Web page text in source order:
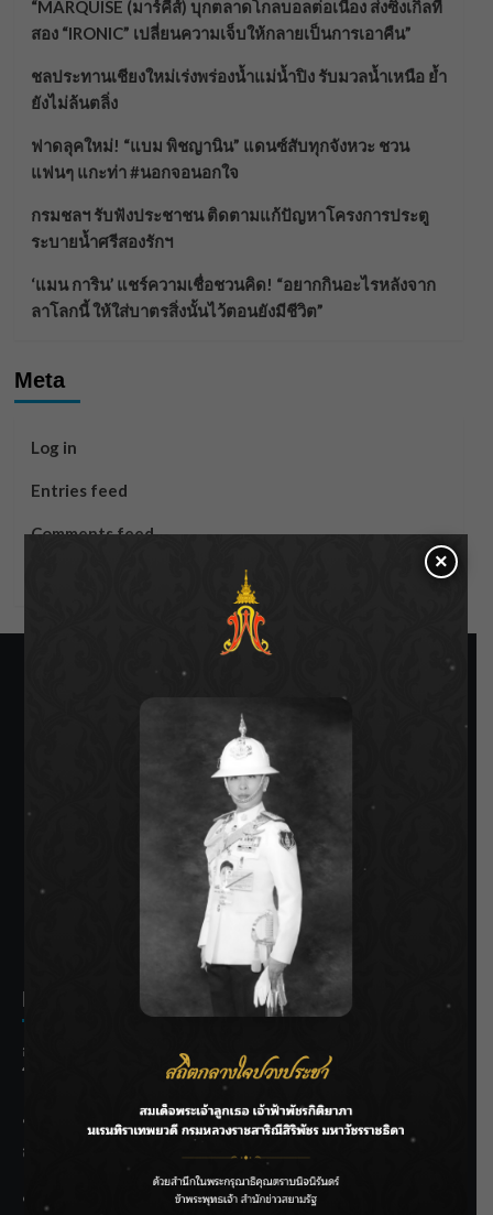
“MARQUISE (มาร์คีส์) บุกตลาดโกลบอลต่อเนื่อง ส่งซิงเกิลที่
สอง “IRONIC” เปลี่ยนความเจ็บให้กลายเป็นการเอาคืน”
ชลประทานเชียงใหม่เร่งพร่องน้ำแม่น้ำปิง รับมวลน้ำเหนือ ย้ำ
ยังไม่ล้นตลิ่ง
ฟาดลุคใหม่! “แบม พิชญานิน” แดนซ์สับทุกจังหวะ ชวน
แฟนๆ แกะท่า #นอกจอนอกใจ
กรมชลฯ รับฟังประชาชน ติดตามแก้ปัญหาโครงการประตู
ระบายน้ำศรีสองรักฯ
‘แมน การิน’ แชร์ความเชื่อชวนคิด! “อยากกินอะไรหลังจาก
ลาโลกนี้ ให้ใส่บาตรสิ่งนั้นไว้ตอนยังมีชีวิต”
Meta
Log in
Entries feed
Comments feed
SIAMRATH VARIETY
THE BEST ENTERTAINMENT
Recent Posts
กรมประมงฟื้น “บ้านธารทอง” จากป่าเสื่อมโทรม สู่แหล่ง
โปรตีนยั่งยืนตามพระราชดำริ
“MARQUISE (มาร์คีส์) บุกตลาดโกลบอลต่อเนื่อง ส่งซิงเกิลที่
สอง “IRONIC” เปลี่ยนความเจ็บให้กลายเป็นการเอาคืน”
ชลประทานเชียงใหม่เร่งพร่องน้ำแม่น้ำปิง รับมวลน้ำเหนือ ย้ำ
×